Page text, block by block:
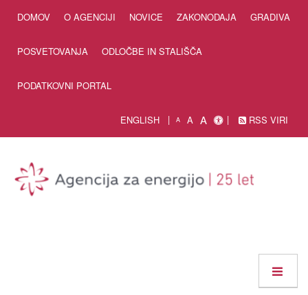
DOMOV O AGENCIJI NOVICE ZAKONODAJA GRADIVA
POSVETOVANJA ODLOČBE IN STALIŠČA
PODATKOVNI PORTAL
ENGLISH A A A RSS VIRI